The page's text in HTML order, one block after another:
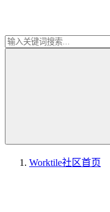
Worktile社区首页